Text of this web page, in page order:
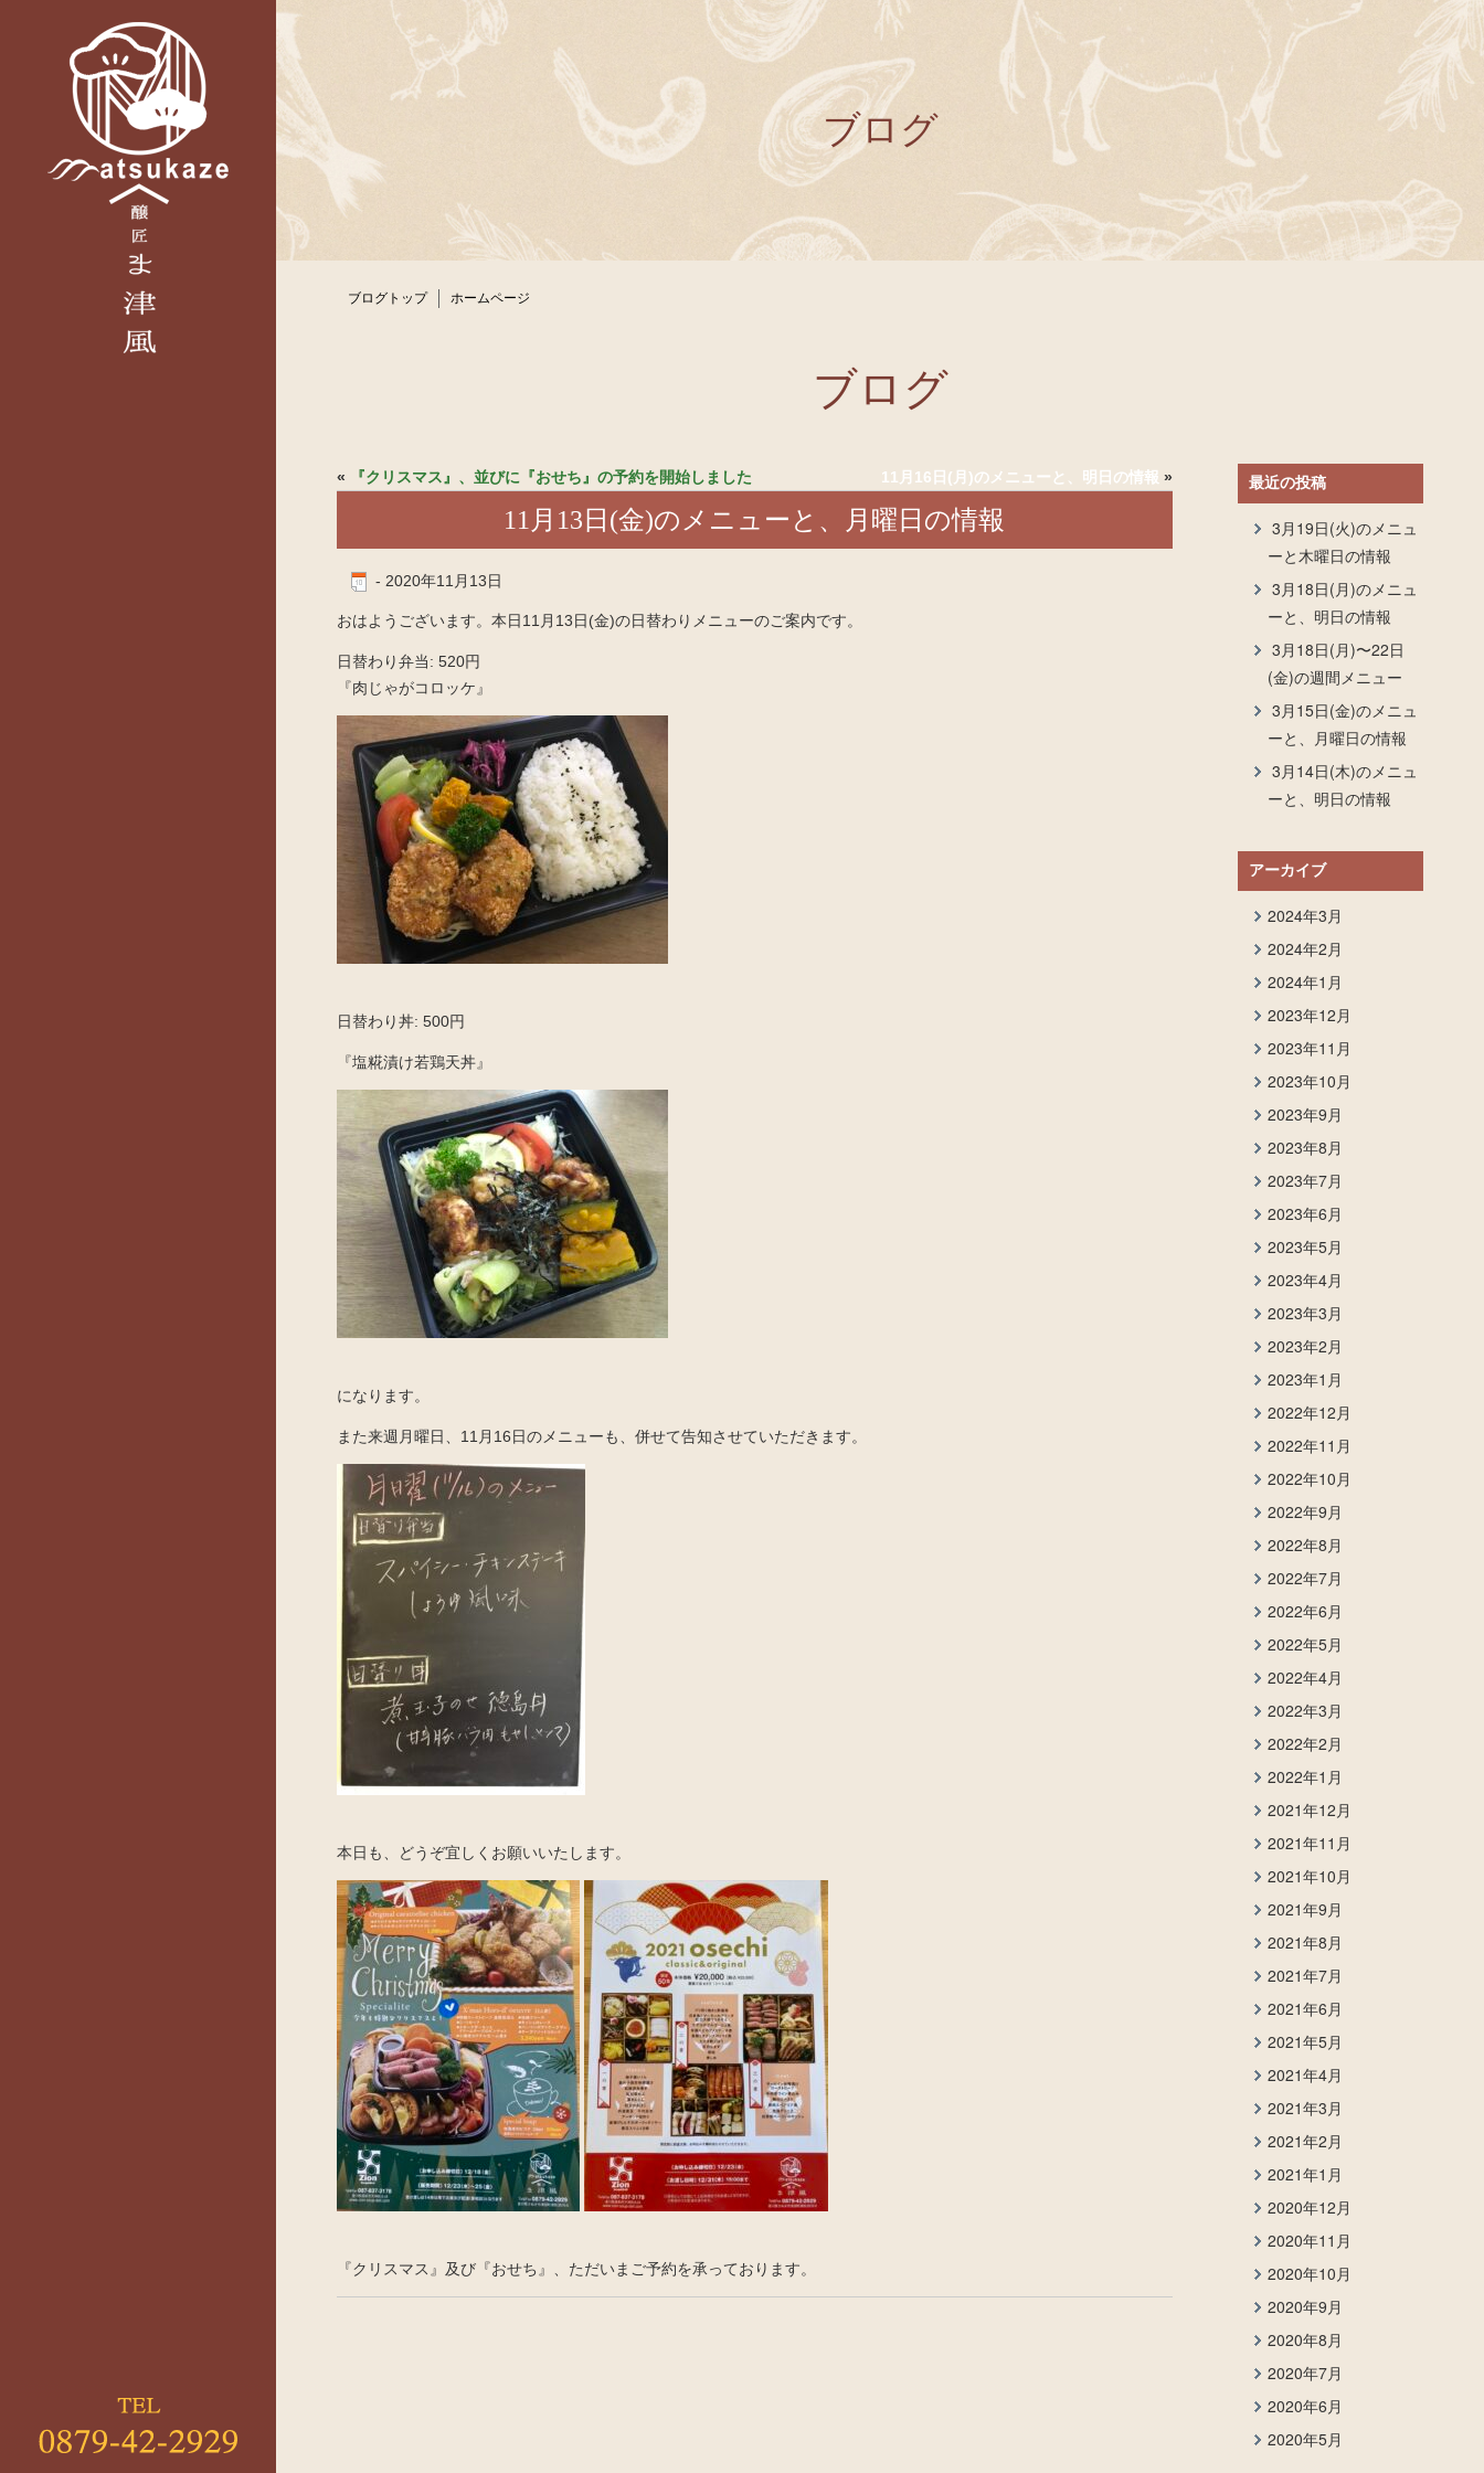
ブログ
ブログトップ ホームページ
ブログ
« 『クリスマス』、並びに『おせち』の予約を開始しました 11月16日(月)のメニューと、明日の情報 »
11月13日(金)のメニューと、月曜日の情報
- 2020年11月13日
おはようございます。本日11月13日(金)の日替わりメニューのご案内です。
日替わり弁当: 520円
『肉じゃがコロッケ』
日替わり丼: 500円
『塩糀漬け若鶏天丼』
になります。
また来週月曜日、11月16日のメニューも、併せて告知させていただきます。
本日も、どうぞ宜しくお願いいたします。
『クリスマス』及び『おせち』、ただいまご予約を承っております。
最近の投稿
3月19日(火)のメニュ
ーと木曜日の情報
3月18日(月)のメニュ
ーと、明日の情報
3月18日(月)〜22日
(金)の週間メニュー
3月15日(金)のメニュ
ーと、月曜日の情報
3月14日(木)のメニュ
ーと、明日の情報
アーカイブ
2024年3月
2024年2月
2024年1月
2023年12月
2023年11月
2023年10月
2023年9月
2023年8月
2023年7月
2023年6月
2023年5月
2023年4月
2023年3月
2023年2月
2023年1月
2022年12月
2022年11月
2022年10月
2022年9月
2022年8月
2022年7月
2022年6月
2022年5月
2022年4月
2022年3月
2022年2月
2022年1月
2021年12月
2021年11月
2021年10月
2021年9月
2021年8月
2021年7月
2021年6月
2021年5月
2021年4月
2021年3月
2021年2月
2021年1月
2020年12月
2020年11月
2020年10月
2020年9月
2020年8月
2020年7月
2020年6月
2020年5月